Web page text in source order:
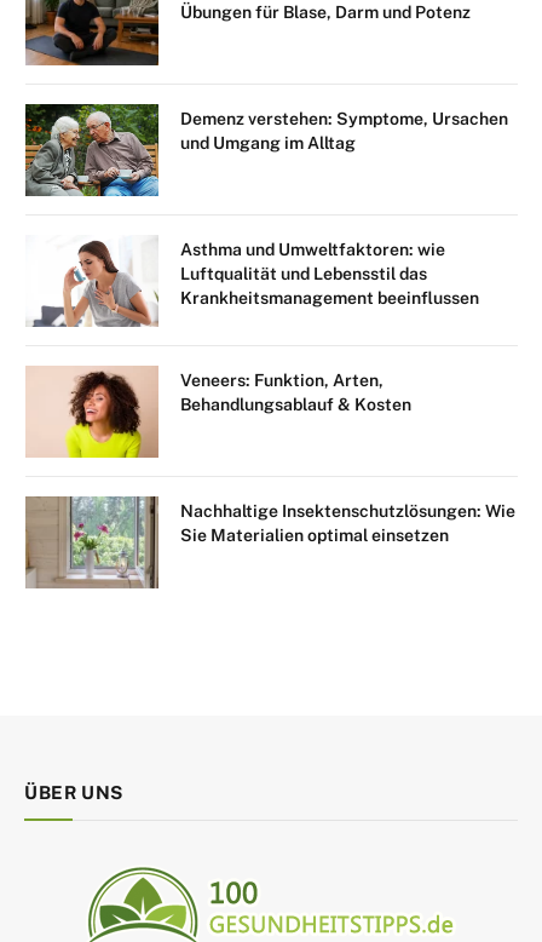
Übungen für Blase, Darm und Potenz
Demenz verstehen: Symptome, Ursachen
und Umgang im Alltag
Asthma und Umweltfaktoren: wie
Luftqualität und Lebensstil das
Krankheitsmanagement beeinflussen
Veneers: Funktion, Arten,
Behandlungsablauf & Kosten
Nachhaltige Insektenschutzlösungen: Wie
Sie Materialien optimal einsetzen
ÜBER UNS